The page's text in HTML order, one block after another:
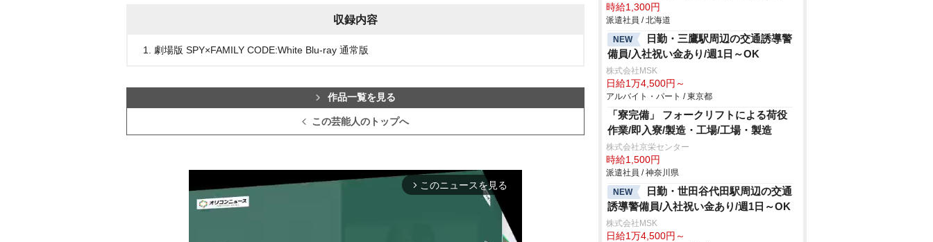
収録内容
1. 劇場版 SPY×FAMILY CODE:White Blu-ray 通常版
作品一覧を見る
この芸能人のトップへ
arrow_forward_ios このニュースを見る
時給1,300円
派遣社員 / 北海道
NEW
日勤・三鷹駅周辺の交通誘導警
備員/入社祝い金あり/週1日～OK
株式会社MSK
日給1万4,500円～
アルバイト・パート / 東京都
「寮完備」 フォークリフトによる荷役
作業/即入寮/製造・工場/工場・製造
株式会社京栄センター
時給1,500円
派遣社員 / 神奈川県
NEW
日勤・世田谷代田駅周辺の交通
誘導警備員/入社祝い金あり/週1日～OK
株式会社MSK
日給1万4,500円～